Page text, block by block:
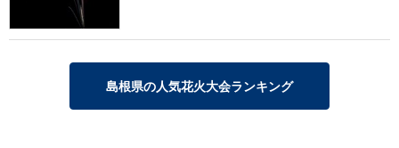
島根県の人気花火大会ランキング